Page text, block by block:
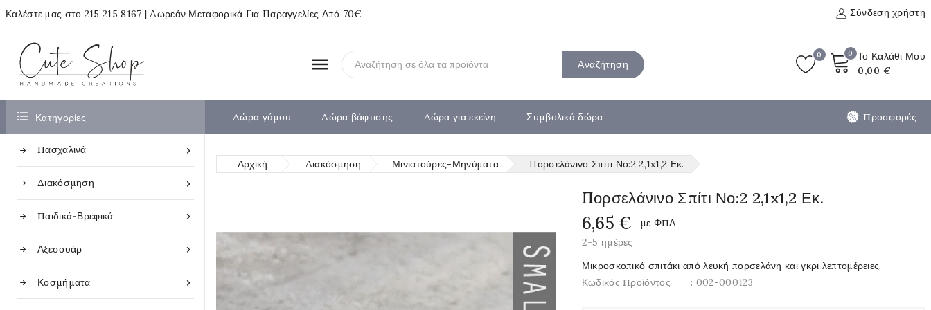
Καλέστε μας στο 215 215 8167 | Δωρεάν Μεταφορικά Για Παραγγελίες Από 70€ Σύνδεση χρήστη

0 Το Καλάθι Μου
0,00 €
Αναζήτηση
0
 Κατηγορίες

Πασχαλινά

Διακόσμηση

Παιδικά-Βρεφικά

Αξεσουάρ

Κοσμήματα
Δώρα γάμου Δώρα βάφτισης Δώρα για εκείνη Συμβολικά δώρα Προσφορές
Αρχική Διακόσμηση Μινιατούρες-Μηνύματα Πορσελάνινο Σπίτι Νο:2 2,1x1,2 Εκ.
Πορσελάνινο Σπίτι Νο:2 2,1x1,2 Εκ.
6,65 €
με ΦΠΑ
2-5 ημέρες
Μικροσκοπικό σπιτάκι από λευκή πορσελάνη και γκρι λεπτομέρειες.
Κωδικός Προϊόντος
: 002-000123